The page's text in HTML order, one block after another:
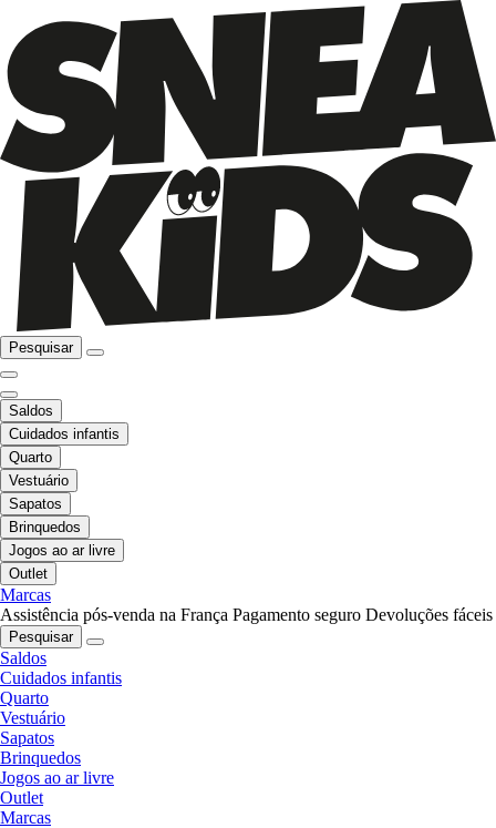
Pesquisar
Saldos
Cuidados infantis
Quarto
Vestuário
Sapatos
Brinquedos
Jogos ao ar livre
Outlet
Marcas
Assistência pós-venda na França Pagamento seguro Devoluções fáceis
Pesquisar
Saldos
Cuidados infantis
Quarto
Vestuário
Sapatos
Brinquedos
Jogos ao ar livre
Outlet
Marcas